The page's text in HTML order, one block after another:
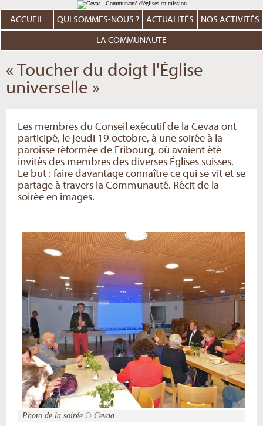
au
contenu.
Aller
personnels
ACCUEIL QUI SOMMES-NOUS ? ACTUALITÉS NOS ACTIVITÉS
LA COMMUNAUTÉ
« Toucher du doigt l'Église
universelle »
Les membres du Conseil exécutif de la Cevaa ont
participé, le jeudi 19 octobre, à une soirée à la
paroisse réformée de Fribourg, où avaient été
invités des membres des diverses Églises suisses.
Le but : faire davantage connaître ce qui se vit et se
partage à travers la Communauté. Récit de la
soirée en images.
Photo de la soirée © Cevaa